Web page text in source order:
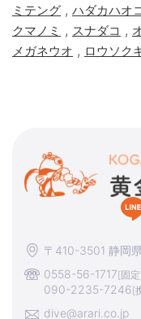
ミテング , ハダカハオ
クマノミ , スナダコ ,
メガネウオ , ロウソク
〒410-3501 静岡
0558-56-1717[固
090-2235-7246[
dive@arari.co.jp